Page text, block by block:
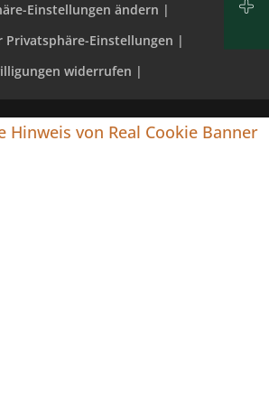
Einstellungen ändern |
Privatsphäre-Einstellungen |
widerrufen |
Hinweis von Real Cookie Banner